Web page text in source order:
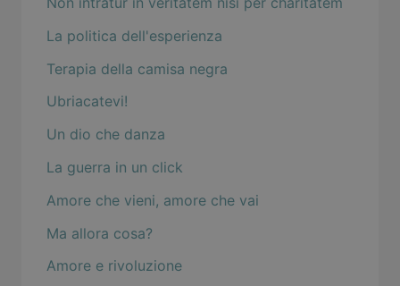
La politica dell'esperienza
Terapia della camisa negra
Ubriacatevi!
Un dio che danza
La guerra in un click
Amore che vieni, amore che vai
Ma allora cosa?
Amore e rivoluzione